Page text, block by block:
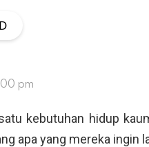
pm
kebutuhan hidup
apa yang mereka ingin